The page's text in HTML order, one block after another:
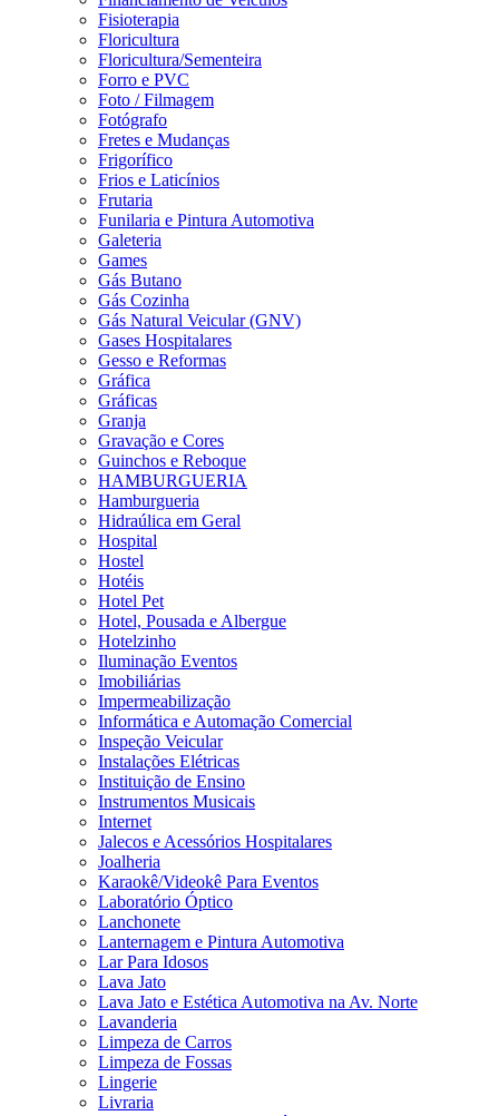
Fisioterapia
Floricultura
Floricultura/Sementeira
Forro e PVC
Foto / Filmagem
Fotógrafo
Fretes e Mudanças
Frigorífico
Frios e Laticínios
Frutaria
Funilaria e Pintura Automotiva
Galeteria
Games
Gás Butano
Gás Cozinha
Gás Natural Veicular (GNV)
Gases Hospitalares
Gesso e Reformas
Gráfica
Gráficas
Granja
Gravação e Cores
Guinchos e Reboque
HAMBURGUERIA
Hamburgueria
Hidraúlica em Geral
Hospital
Hostel
Hotéis
Hotel Pet
Hotel, Pousada e Albergue
Hotelzinho
Iluminação Eventos
Imobiliárias
Impermeabilização
Informática e Automação Comercial
Inspeção Veicular
Instalações Elétricas
Instituição de Ensino
Instrumentos Musicais
Internet
Jalecos e Acessórios Hospitalares
Joalheria
Karaokê/Videokê Para Eventos
Laboratório Óptico
Lanchonete
Lanternagem e Pintura Automotiva
Lar Para Idosos
Lava Jato
Lava Jato e Estética Automotiva na Av. Norte
Lavanderia
Limpeza de Carros
Limpeza de Fossas
Lingerie
Livraria